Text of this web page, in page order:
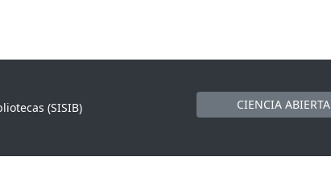
(SISIB)
CIENCIA ABIERTA